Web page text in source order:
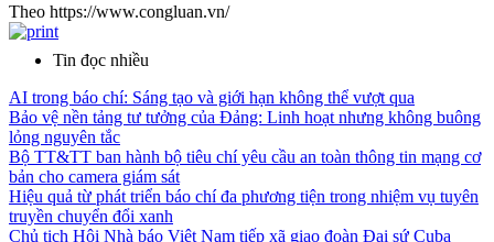
Theo https://www.congluan.vn/
Tin đọc nhiều
AI trong báo chí: Sáng tạo và giới hạn không thể vượt qua
Bảo vệ nền tảng tư tưởng của Đảng: Linh hoạt nhưng không buông
lỏng nguyên tắc
Bộ TT&TT ban hành bộ tiêu chí yêu cầu an toàn thông tin mạng cơ
bản cho camera giám sát
Hiệu quả từ phát triển báo chí đa phương tiện trong nhiệm vụ tuyên
truyền chuyển đổi xanh
Chủ tịch Hội Nhà báo Việt Nam tiếp xã giao đoàn Đại sứ Cuba